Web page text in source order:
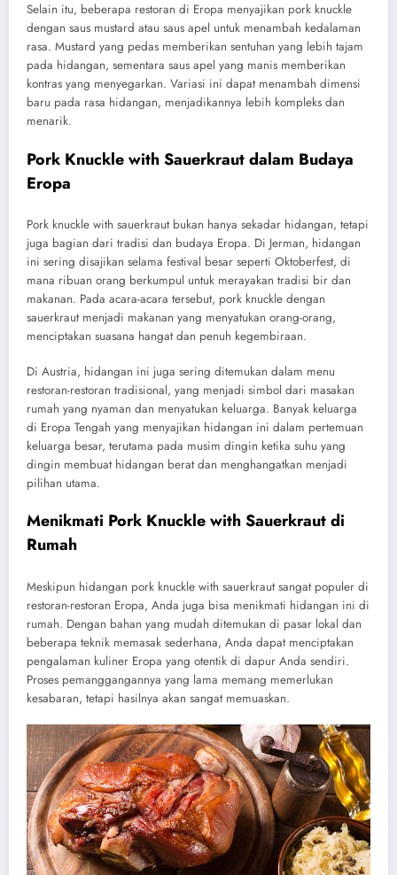
Selain itu, beberapa restoran di Eropa menyajikan pork knuckle
dengan saus mustard atau saus apel untuk menambah kedalaman
rasa. Mustard yang pedas memberikan sentuhan yang lebih tajam
pada hidangan, sementara saus apel yang manis memberikan
kontras yang menyegarkan. Variasi ini dapat menambah dimensi
baru pada rasa hidangan, menjadikannya lebih kompleks dan
menarik.
Pork Knuckle with Sauerkraut dalam Budaya
Eropa
Pork knuckle with sauerkraut bukan hanya sekadar hidangan, tetapi
juga bagian dari tradisi dan budaya Eropa. Di Jerman, hidangan
ini sering disajikan selama festival besar seperti Oktoberfest, di
mana ribuan orang berkumpul untuk merayakan tradisi bir dan
makanan. Pada acara-acara tersebut, pork knuckle dengan
sauerkraut menjadi makanan yang menyatukan orang-orang,
menciptakan suasana hangat dan penuh kegembiraan.
Di Austria, hidangan ini juga sering ditemukan dalam menu
restoran-restoran tradisional, yang menjadi simbol dari masakan
rumah yang nyaman dan menyatukan keluarga. Banyak keluarga
di Eropa Tengah yang menyajikan hidangan ini dalam pertemuan
keluarga besar, terutama pada musim dingin ketika suhu yang
dingin membuat hidangan berat dan menghangatkan menjadi
pilihan utama.
Menikmati Pork Knuckle with Sauerkraut di
Rumah
Meskipun hidangan pork knuckle with sauerkraut sangat populer di
restoran-restoran Eropa, Anda juga bisa menikmati hidangan ini di
rumah. Dengan bahan yang mudah ditemukan di pasar lokal dan
beberapa teknik memasak sederhana, Anda dapat menciptakan
pengalaman kuliner Eropa yang otentik di dapur Anda sendiri.
Proses pemanggangannya yang lama memang memerlukan
kesabaran, tetapi hasilnya akan sangat memuaskan.